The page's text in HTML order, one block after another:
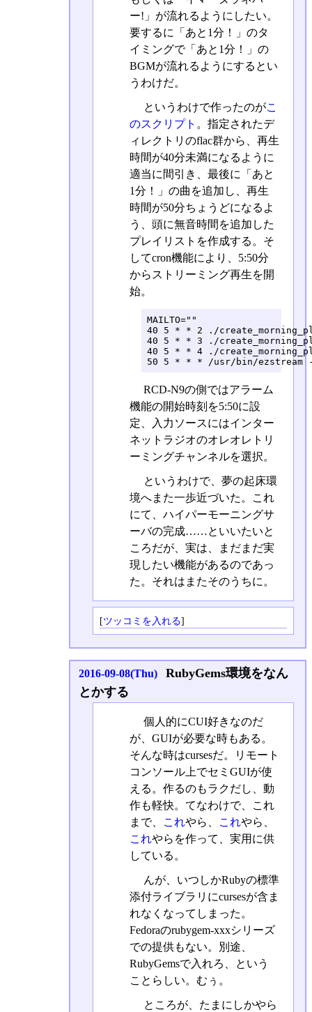
ー!」が流れるようにしたい。
要するに「あと1分！」のタ
イミングで「あと1分！」の
BGMが流れるようにするとい
うわけだ。
というわけで作ったのがこ
のスクリプト 。指定されたデ
ィレクトリのflac群から、再生
時間が40分未満になるように
適当に間引き、最後に「あと
1分！」の曲を追加し、再生
時間が50分ちょうどになるよ
う、頭に無音時間を追加した
プレイリストを作成する。そ
してcron機能により、5:50分
からストリーミング再生を開
始。
MAILTO=""
40 5 * * 2 ./
40 5 * * 3 ./
40 5 * * 4 ./
50 5 * * * /usr/bin/ezstream
RCD-N9の側ではアラーム
機能の開始時刻を5:50に設
定、入力ソースにはインター
ネットラジオのオレオレトリ
ーミングチャンネルを選択。
というわけで、夢の起床環
境へまた一歩近づいた。これ
にて、ハイパーモーニングサ
ーバの完成……といいたいと
ころだが、実は、まだまだ実
現したい機能があるのであっ
た。それはまたそのうちに。
[ツッコミを入れる]
2016-09-08(Thu)
RubyGems環境をなん
とかする
個人的にCUI好きなのだ
が、GUIが必要な時もある。
そんな時はcursesだ。リモート
コンソール上でセミGUIが使
える。作るのもラクだし、動
作も軽快。てなわけで、これ
まで、
これやら、 これやら、
これやらを作って、実用に供
している。
んが、いつしかRubyの標準
添付ライブラリにcursesが含ま
れなくなってしまった。
Fedoraのrubygem-xxxシリーズ
での提供もない。別途、
RubyGemsで入れろ、という
ことらしい。むぅ。
ところが、たまにしかやら